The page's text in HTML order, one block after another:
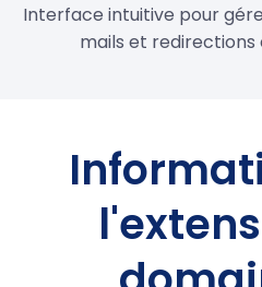
Interface intuitive pour
mails et redirections